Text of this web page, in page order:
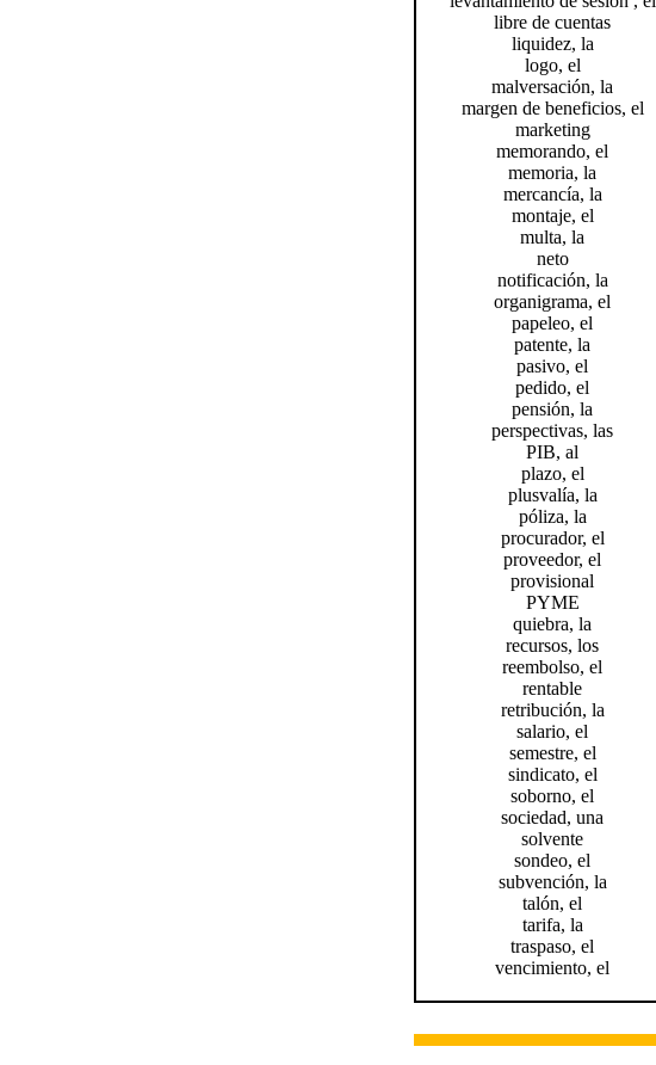
libre de cuentas
liquidez, la
logo, el
malversación, la
margen de beneficios, el
marketing
memorando, el
memoria, la
mercancía, la
montaje, el
multa, la
neto
notificación, la
organigrama, el
papeleo, el
patente, la
pasivo, el
pedido, el
pensión, la
perspectivas, las
PIB, al
plazo, el
plusvalía, la
póliza, la
procurador, el
proveedor, el
provisional
PYME
quiebra, la
recursos, los
reembolso, el
rentable
retribución, la
salario, el
semestre, el
sindicato, el
soborno, el
sociedad, una
solvente
sondeo, el
subvención, la
talón, el
tarifa, la
traspaso, el
vencimiento, el